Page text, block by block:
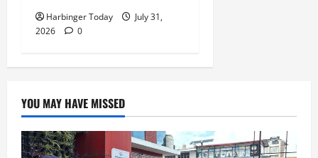
Harbinger Today
July 31,
2026
0
YOU MAY HAVE MISSED